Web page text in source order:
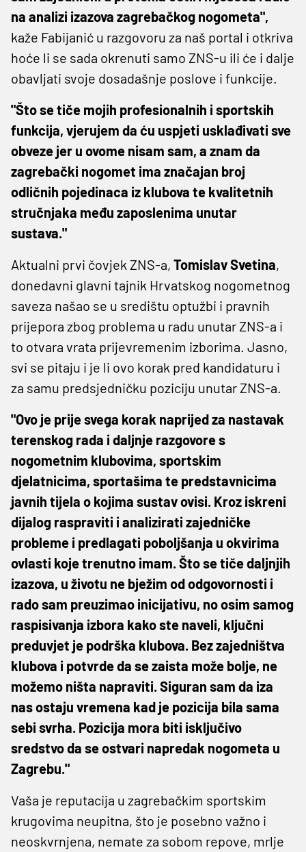
na analizi izazova zagrebačkog nogometa",
kaže Fabijanić u razgovoru za naš portal i otkriva
hoće li se sada okrenuti samo ZNS-u ili će i dalje
obavljati svoje dosadašnje poslove i funkcije.
"Što se tiče mojih profesionalnih i sportskih
funkcija, vjerujem da ću uspjeti usklađivati sve
obveze jer u ovome nisam sam, a znam da
zagrebački nogomet ima značajan broj
odličnih pojedinaca iz klubova te kvalitetnih
stručnjaka među zaposlenima unutar
sustava."
Aktualni prvi čovjek ZNS-a, Tomislav Svetina,
donedavni glavni tajnik Hrvatskog nogometnog
saveza našao se u središtu optužbi i pravnih
prijepora zbog problema u radu unutar ZNS-a i
to otvara vrata prijevremenim izborima. Jasno,
svi se pitaju i je li ovo korak pred kandidaturu i
za samu predsjedničku poziciju unutar ZNS-a.
"Ovo je prije svega korak naprijed za nastavak
terenskog rada i daljnje razgovore s
nogometnim klubovima, sportskim
djelatnicima, sportašima te predstavnicima
javnih tijela o kojima sustav ovisi. Kroz iskreni
dijalog raspraviti i analizirati zajedničke
probleme i predlagati poboljšanja u okvirima
ovlasti koje trenutno imam. Što se tiče daljnjih
izazova, u životu ne bježim od odgovornosti i
rado sam preuzimao inicijativu, no osim samog
raspisivanja izbora kako ste naveli, ključni
preduvjet je podrška klubova. Bez zajedništva
klubova i potvrde da se zaista može bolje, ne
možemo ništa napraviti. Siguran sam da iza
nas ostaju vremena kad je pozicija bila sama
sebi svrha. Pozicija mora biti isključivo
sredstvo da se ostvari napredak nogometa u
Zagrebu."
Vaša je reputacija u zagrebačkim sportskim
krugovima neupitna, što je posebno važno i
neoskvrnjena, nemate za sobom repove, mrlje